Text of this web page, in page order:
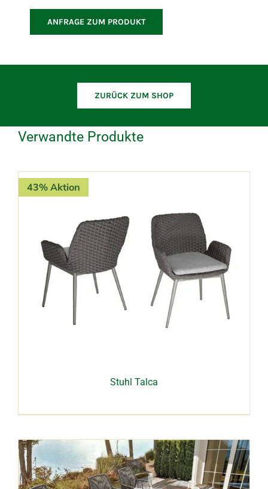
Menge
ANFRAGE ZUM PRODUKT
ZURÜCK ZUM SHOP
Verwandte Produkte
43% Aktion
Stuhl Talca